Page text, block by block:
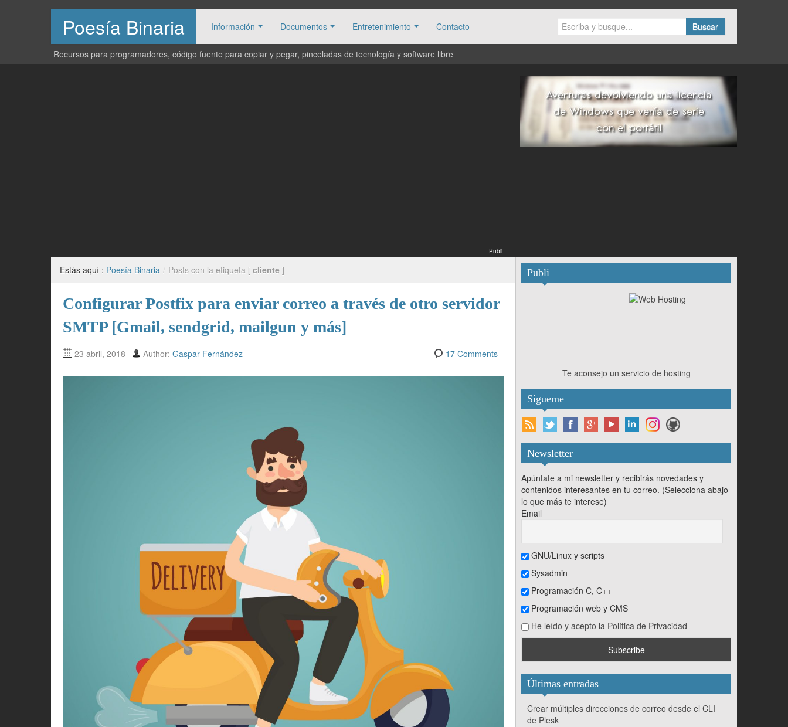
Poesía Binaria Información Documentos Entretenimiento Contacto Buscar
Recursos para programadores, código fuente para copiar y pegar, pinceladas de tecnología y software libre
Publi
Estás aquí : Poesía Binaria / Posts con la etiqueta [ cliente ]
Configurar Postfix para enviar correo a través de otro servidor
SMTP [Gmail, sendgrid, mailgun y más]
23 abril, 2018 Author: Gaspar Fernández 17 Comments
Publi
Te aconsejo un servicio de hosting
Sígueme
Newsletter
Apúntate a mi newsletter y recibirás novedades y
contenidos interesantes en tu correo. (Selecciona abajo
lo que más te interese)
Email
GNU/Linux y scripts
Sysadmin
Programación C, C++
Programación web y CMS
He leído y acepto la Política de Privacidad
Últimas entradas
Crear múltiples direcciones de correo desde el CLI
de Plesk